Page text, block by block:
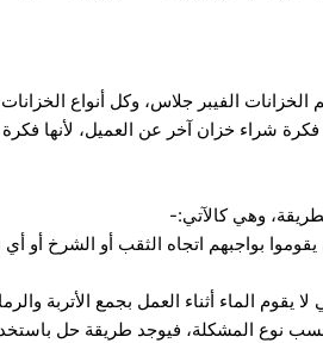
الفيبر جلاس، وكل أنواع
شراء خزان آخر عن العميل، لأنها
وهي كالآتي:-
بواجبهم اتجاه الثقب أو الشرخ أو
الماء أثناء العمل بجمع الأتربة
نوع المشكلة، فيوجد طريقة حل